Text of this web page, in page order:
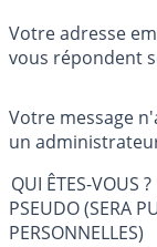
Votre adresse
vous répondent
Votre message
un
QUI ÊTES-VOUS ?
PSEUDO (SERA
PERSONNELLES)